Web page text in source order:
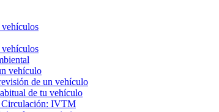
vehículos
vehículo
de un vehículo
de tu vehículo
Circulación: IVTM